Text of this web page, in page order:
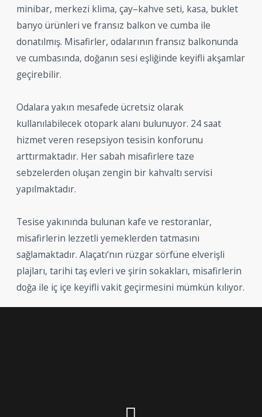
minibar, merkezi klima, çay–kahve seti, kasa, buklet
banyo ürünleri ve fransız balkon ve cumba ile
donatılmış. Misafirler, odalarının fransız balkonunda
ve cumbasında, doğanın sesi eşliğinde keyifli akşamlar
geçirebilir.
Odalara yakın mesafede ücretsiz olarak
kullanılabilecekotoparkalanı bulunuyor. 24saat
hizmetveren resepsiyon tesisin konforunu
arttırmaktadır. Hersabah misafirlere taze
sebzelerden oluşan zengin bir kahvaltı servisi
yapılmaktadır.
Tesise yakınında bulunan kafe ve restoranlar,
misafirlerin lezzetli yemeklerden tatmasını
sağlamaktadır. Alaçatı‘nın rüzgarsörfüne elverişli
plajları, tarihi taşevleri ve şirin sokakları, misafirlerin
doğa ile iç içe keyifli vakit geçirmesini mümkün kılıyor.